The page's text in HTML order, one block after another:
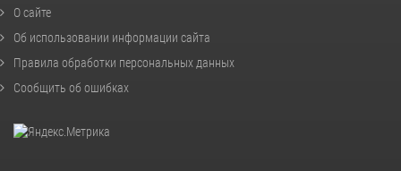
О сайте
Об использовании информации сайта
Правила обработки персональных данных
Сообщить об ошибках